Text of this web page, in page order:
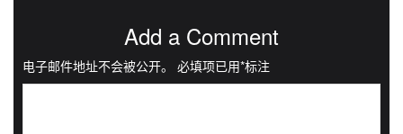
Add a Comment
电子邮件地址不会被公开。 必填项已用*标注